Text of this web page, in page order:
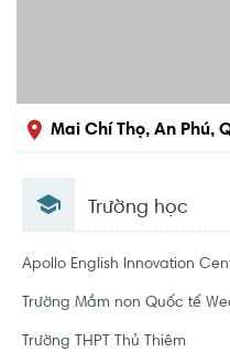
Mai Chí Thọ, An Phú,
Trường học
Apollo English Innovation
Trường Mầm non Quốc tế
Trường THPT Thủ Thiêm